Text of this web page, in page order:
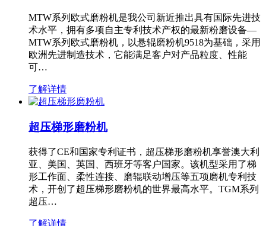
MTW系列欧式磨粉机是我公司新近推出具有国际先进技
术水平，拥有多项自主专利技术产权的最新粉磨设备—
MTW系列欧式磨粉机，以悬辊磨粉机9518为基础，采用
欧洲先进制造技术，它能满足客户对产品粒度、性能
可…
了解详情
超压梯形磨粉机
获得了CE和国家专利证书，超压梯形磨粉机享誉澳大利
亚、美国、英国、西班牙等客户国家。该机型采用了梯
形工作面、柔性连接、磨辊联动增压等五项磨机专利技
术，开创了超压梯形磨粉机的世界最高水平。TGM系列
超压…
了解详情